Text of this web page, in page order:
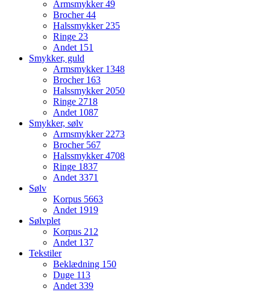
Armsmykker49
Brocher44
Halssmykker235
Ringe 23
Andet 151
Smykker, guld
Armsmykker 1348
Brocher 163
Halssmykker2050
Ringe 2718
Andet 1087
Smykker, sølv
Armsmykker2273
Brocher 567
Halssmykker4708
Ringe 1837
Andet3371
Sølv
Korpus 5663
Andet 1919
Sølvplet
Korpus 212
Andet 137
Tekstiler
Beklædning 150
Duge 113
Andet339